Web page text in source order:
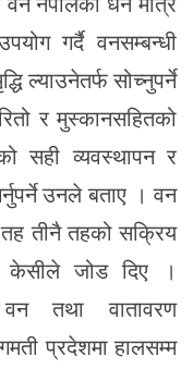
वन नेपालको धन मात्र
गर्दै वनसम्बन्धी
ल्याउनेतर्फ सोच्नुपर्ने
र मुस्कानसहितको
सही व्यवस्थापन र
उनले बताए । वन
तीनै तहको सक्रिय
केसीले जोड दिए ।
वन तथा वातावरण
प्रदेशमा हालसम्म